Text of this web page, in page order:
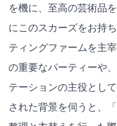
を機に、至高の芸術品
にこのスカーズをお持
ティングファームを主
の重要なパーティーや
テーションの主役とし
された背景を伺うと、